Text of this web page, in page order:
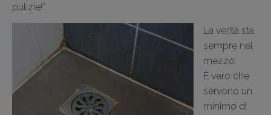
pulizie!”
La verità sta
sempre nel
mezzo.
È vero che
servono un
minimo di